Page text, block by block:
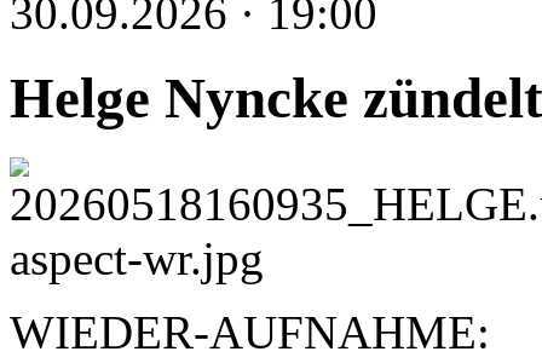
30.09.2026 · 19:00
Helge Nyncke
WIEDER-AUFNAHME: